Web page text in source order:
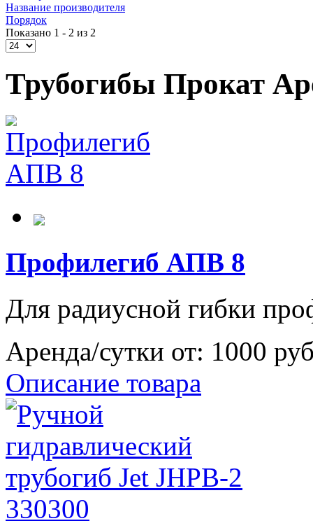
Название производителя
Порядок
Показано 1 - 2 из 2
Трубогибы Прокат
Профилегиб АПВ 8
Для радиусной гибки
Аренда/сутки от: 1000
Описание товара